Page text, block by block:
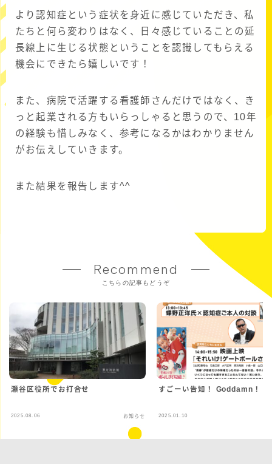
より認知症という症状を身近に感じていただき、私
たちと何ら変わりはなく、日々感じていることの延
長線上に生じる状態ということを認識してもらえる
機会にできたら嬉しいです！
また、病院で活躍する看護師さんだけではなく、き
っと起業される方もいらっしゃると思うので、10年
の経験も惜しみなく、参考になるかはわかりません
がお伝えしていきます。
また結果を報告します^^
Recommend
こちらの記事もどうぞ
瀬谷区役所でお打合せ
2025.08.06 お知らせ
すごーい告知！ Goddamn！！
2025.01.10